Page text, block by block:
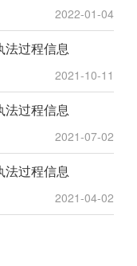
2022-01-04
法过程信息
2021-10-11
法过程信息
2021-07-02
法过程信息
2021-04-02